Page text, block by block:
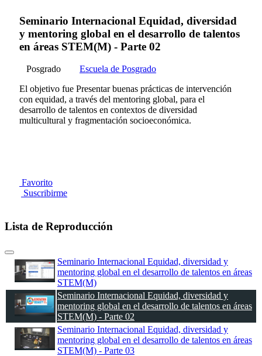
Seminario Internacional Equidad, diversidad
y mentoring global en el desarrollo de talentos
en áreas STEM(M) - Parte 02
Posgrado
Escuela de Posgrado
El objetivo fue Presentar buenas prácticas de intervención
con equidad, a través del mentoring global, para el
desarrollo de talentos en contextos de diversidad
multicultural y fragmentación socioeconómica.
Favorito
Suscribirme
Lista de Reproducción
Seminario Internacional Equidad, diversidad y
mentoring global en el desarrollo de talentos en áreas
STEM(M)
Seminario Internacional Equidad, diversidad y
mentoring global en el desarrollo de talentos en áreas
STEM(M) - Parte 02
Seminario Internacional Equidad, diversidad y
mentoring global en el desarrollo de talentos en áreas
STEM(M) - Parte 03